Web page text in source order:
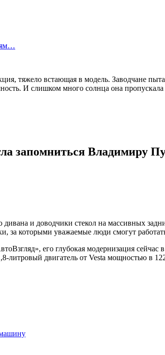
тяжело встающая в модель. Заводчане
И слишком много солнца она
запомниться Владимиру
и доводчики стекол на массивных
за которыми уважаемые люди смогут
его глубокая модернизация
литровый двигатель от Vesta мощностью в